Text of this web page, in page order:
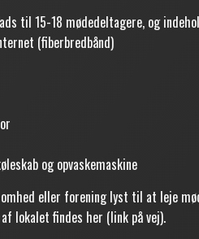
til 15-18 mødedeltagere, og
(fiberbredbånd)
og opvaskemaskine
eller forening lyst til at leje
lokalet findes her (link på vej).